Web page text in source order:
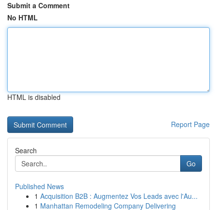
Submit a Comment
No HTML
HTML is disabled
Report Page
Search
Go
Published News
1 Acquisition B2B : Augmentez Vos Leads avec l'Au...
1 Manhattan Remodeling Company Delivering